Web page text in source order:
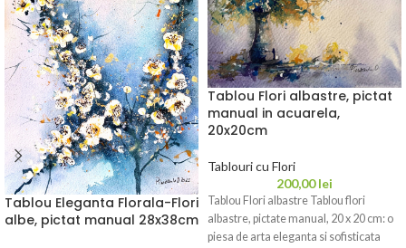
Tablou Eleganta Florala-Flori
albe, pictat manual 28x38cm
Tablou Flori albastre, pictat
manual in acuarela,
20x20cm
Tablouri cu Flori
200,00lei
Tablou Flori albastre Tablou flori
albastre, pictate manual, 20 x 20 cm: o
piesa de arta eleganta si sofisticata